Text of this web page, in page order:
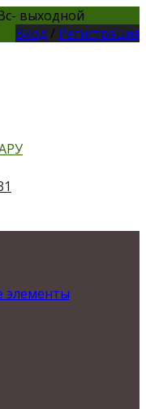
выходной
Вход / Регистрация